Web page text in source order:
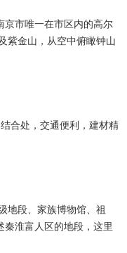
京市唯一在市区内的高尔
紫金山，从空中俯瞰钟山
合处，交通便利，建材精
地段、家族博物馆、祖
淮富人区的地段，这里